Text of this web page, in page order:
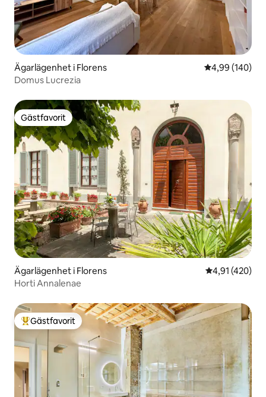
Ägarlägenhet i Florens 4,99 av 5 i
4,99 (140)
Domus Lucrezia
Gästfavorit
Gästfavorit
Ägarlägenhet i Florens 4,91 av 5 i
4,91 (420)
Horti Annalenae
Populär gästfavorit
Gästfavorit